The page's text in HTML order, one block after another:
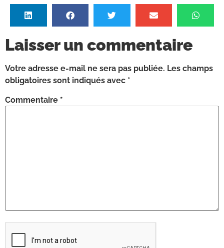
Laisser un commentaire
Votre adresse e-mail ne sera pas publiée. Les champs
obligatoires sont indiqués avec *
Commentaire *